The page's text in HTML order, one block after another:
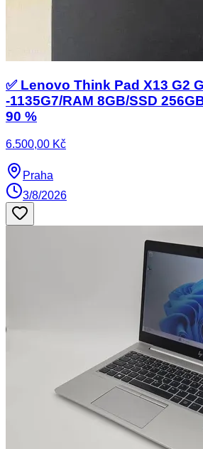
✅ Lenovo Think Pad X13 G2
-1135G7/RAM 8GB/SSD
90 %
6.500,00 Kč
Praha
3/8/2026